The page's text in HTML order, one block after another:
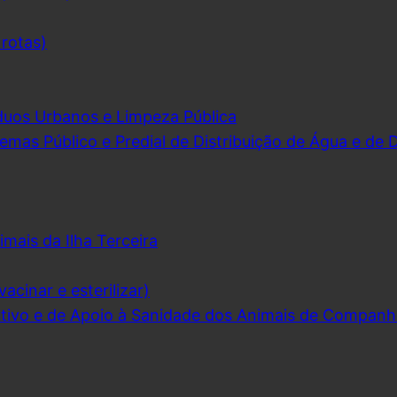
Urbanos e Limpeza Pública
Público e Predial de Distribuição de Água e de
da Ilha Terceira
e esterilizar)
e de Apoio à Sanidade dos Animais de